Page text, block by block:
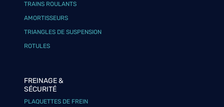
TRAINS ROULANTS
AMORTISSEURS
TRIANGLES DE SUSPENSION
ROTULES
FREINAGE &
SÉCURITÉ
PLAQUETTES DE FREIN